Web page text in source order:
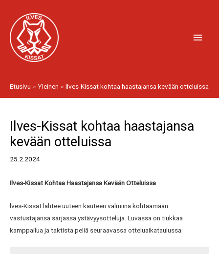
sisältöön
Etusivu Yleinen Ilves-Kissat kohtaa haastajansa kevään otteluissa
Ilves-Kissat kohtaa haastajansa
kevään otteluissa
25.2.2024
Ilves-Kissat Kohtaa Haastajansa Kevään Otteluissa
lves-Kissat lähtee uuteen kauteen valmiina kohtaamaan
vastustajansa sarjassa ystävyysotteluja. Luvassa on tiukkaa
kamppailua ja taktista peliä seuraavassa otteluaikataulussa:
selaus